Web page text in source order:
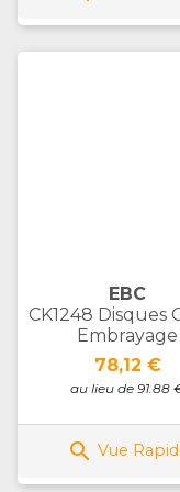
EBC
CK1248 Disques
Embrayage
Prix
78,12 €
au lieu de 91.88
 Vue